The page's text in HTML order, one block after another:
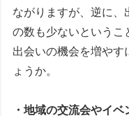
ながりますが、逆に、
の数も少ないというこ
出会いの機会を増やす
ょうか。
・地域の交流会やイベ